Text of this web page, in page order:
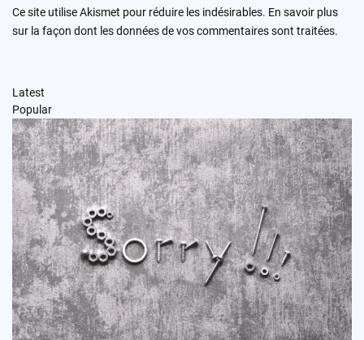
Ce site utilise Akismet pour réduire les indésirables. En savoir plus
sur la façon dont les données de vos commentaires sont traitées.
Latest
Popular